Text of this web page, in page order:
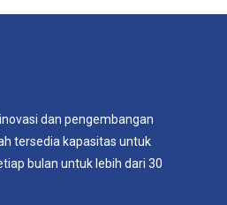
dan pengembangan
tersedia kapasitas untuk
bulan untuk lebih dari 30